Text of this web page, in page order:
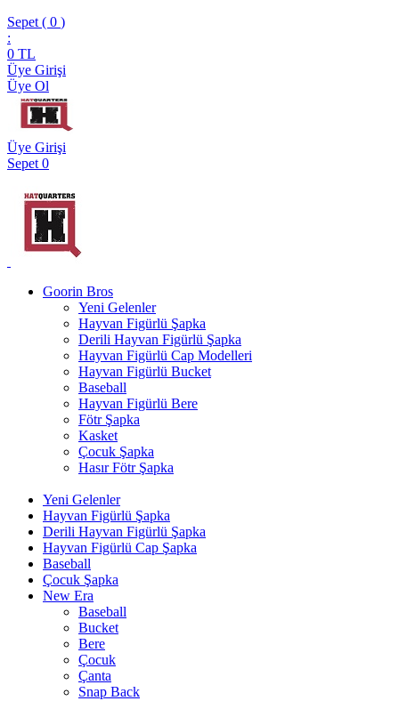
Sepet ( 0 )
:
0 TL
Üye Girişi
Üye Ol
Üye Girişi
Sepet 0
Goorin Bros
Yeni Gelenler
Hayvan Figürlü Şapka
Derili Hayvan Figürlü Şapka
Hayvan Figürlü Cap Modelleri
Hayvan Figürlü Bucket
Baseball
Hayvan Figürlü Bere
Fötr Şapka
Kasket
Çocuk Şapka
Hasır Fötr Şapka
Yeni Gelenler
Hayvan Figürlü Şapka
Derili Hayvan Figürlü Şapka
Hayvan Figürlü Cap Şapka
Baseball
Çocuk Şapka
New Era
Baseball
Bucket
Bere
Çocuk
Çanta
Snap Back